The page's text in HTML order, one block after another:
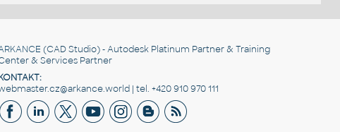
(CAD Studio) - Autodesk Platinum Partner & Training
& Services Partner
| tel. +420 910 970 111